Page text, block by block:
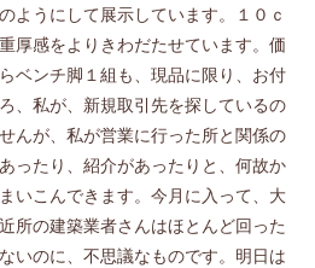
ようにして展示しています。１０ｃ
厚感をよりきわだたせています。価
ベンチ脚１組も、現品に限り、お付
、私が、新規取引先を探しているの
んが、私が営業に行った所と関係の
ったり、紹介があったりと、何故か
いこんできます。今月に入って、大
所の建築業者さんはほとんど回った
いのに、不思議なものです。明日は